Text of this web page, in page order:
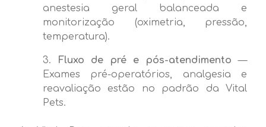
anestesia geral balanceada e
monitorização (oximetria, pressão,
temperatura).
Fluxo de pré e pós-atendimento —
Exames pré-operatórios, analgesia e
reavaliação estão no padrão da Vital
Pets.